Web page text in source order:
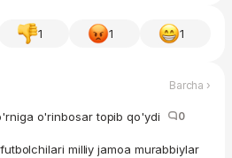
1 1 1
Barcha ›
o'rinbosar topib qo'ydi 0
milliy jamoa murabbiylar